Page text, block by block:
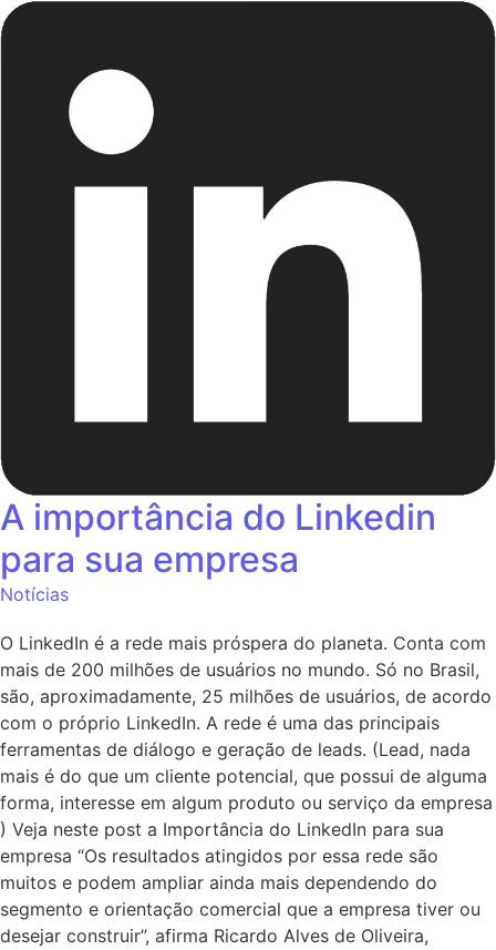
A importância do Linkedin
para sua empresa
Notícias
O LinkedIn é a rede mais próspera do planeta. Conta com
mais de 200 milhões de usuários no mundo. Só no Brasil,
são, aproximadamente, 25 milhões de usuários, de acordo
com o próprio LinkedIn. A rede é uma das principais
ferramentas de diálogo e geração de leads. (Lead, nada
mais é do que um cliente potencial, que possui de alguma
forma, interesse em algum produto ou serviço da empresa
) Veja neste post a Importância do LinkedIn para sua
empresa “Os resultados atingidos por essa rede são
muitos e podem ampliar ainda mais dependendo do
segmento e orientação comercial que a empresa tiver ou
desejar construir”, afirma Ricardo Alves de Oliveira,